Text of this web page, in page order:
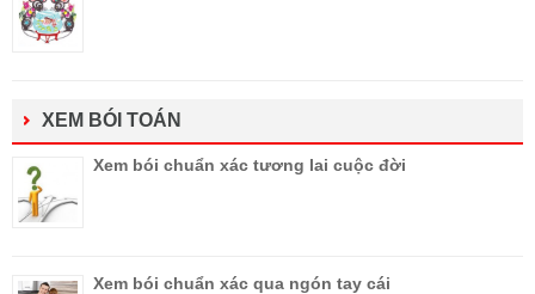
XEM BÓI TOÁN
Xem bói chuẩn xác tương lai cuộc đời
Xem bói chuẩn xác qua ngón tay cái